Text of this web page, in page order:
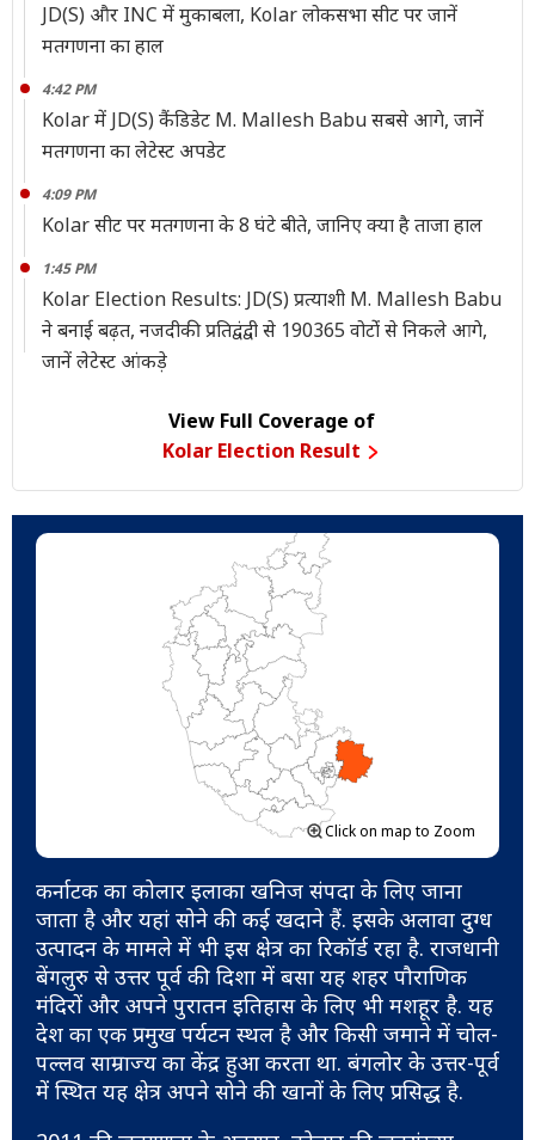
JD(S) और INC में मुकाबला, Kolar लोकसभा सीट पर जानें
मतगणना का हाल
4:42 PM
Kolar में JD(S) कैंडिडेट M. Mallesh Babu सबसे आगे, जानें
मतगणना का लेटेस्ट अपडेट
4:09 PM
Kolar सीट पर मतगणना के 8 घंटे बीते, जानिए क्या है ताजा हाल
1:45 PM
Kolar Election Results: JD(S) प्रत्याशी M. Mallesh Babu
ने बनाई बढ़त, नजदीकी प्रतिद्वंद्वी से 190365 वोटोंं से निकले आगे,
जानें लेटेस्ट आंकड़े
View Full Coverage of
Kolar Election Result
Click on map to Zoom
कर्नाटक का कोलार इलाका खनिज संपदा के लिए जाना
जाता है और यहां सोने की कई खदाने हैं. इसके अलावा दुग्ध
उत्पादन के मामले में भी इस क्षेत्र का रिकॉर्ड रहा है. राजधानी
बेंगलुरु से उत्तर पूर्व की दिशा में बसा यह शहर पौराणिक
मंदिरों और अपने पुरातन इतिहास के लिए भी मशहूर है. यह
देश का एक प्रमुख पर्यटन स्थल है और किसी जमाने में चोल-
पल्लव साम्राज्य का केंद्र हुआ करता था. बंगलोर के उत्तर-पूर्व
में स्थित यह क्षेत्र अपने सोने की खानों के लिए प्रसिद्ध है.